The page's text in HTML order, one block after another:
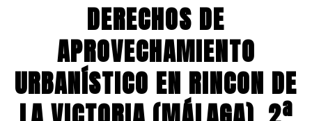
DERECHOS DE
APROVECHAMIENTO
URBANÍSTICO EN RINCON DE